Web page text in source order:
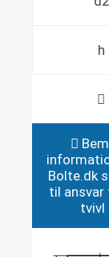
h
Bolte.dk
til ansvar
tvivl